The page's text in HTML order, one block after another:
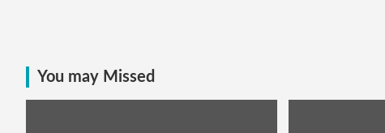
You may Missed